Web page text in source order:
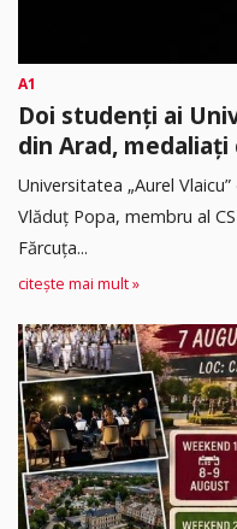
A1
Doi studenți ai
din Arad, medaliați
Universitatea „Aurel
Vlăduț Popa, membru al
Fărcuța...
citește mai mult »